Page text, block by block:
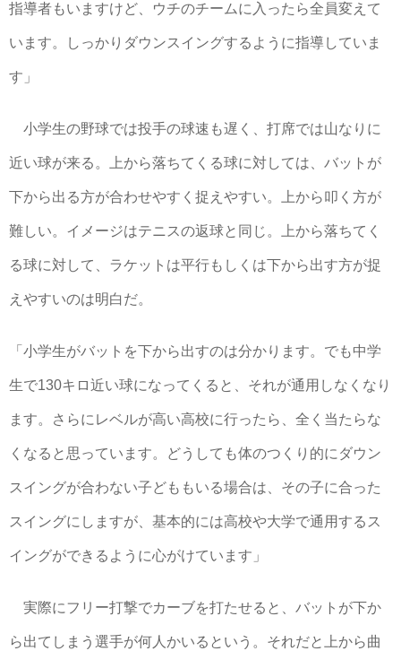
指導者もいますけど、ウチのチームに入ったら全員変えて
います。しっかりダウンスイングするように指導していま
す」
小学生の野球では投手の球速も遅く、打席では山なりに
近い球が来る。上から落ちてくる球に対しては、バットが
下から出る方が合わせやすく捉えやすい。上から叩く方が
難しい。イメージはテニスの返球と同じ。上から落ちてく
る球に対して、ラケットは平行もしくは下から出す方が捉
えやすいのは明白だ。
「小学生がバットを下から出すのは分かります。でも中学
生で130キロ近い球になってくると、それが通用しなくなり
ます。さらにレベルが高い高校に行ったら、全く当たらな
くなると思っています。どうしても体のつくり的にダウン
スイングが合わない子どももいる場合は、その子に合った
スイングにしますが、基本的には高校や大学で通用するス
イングができるように心がけています」
実際にフリー打撃でカーブを打たせると、バットが下か
ら出てしまう選手が何人かいるという。それだと上から曲